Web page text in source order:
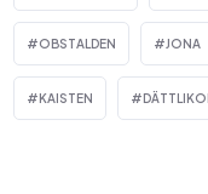
OBSTALDEN JONA
KAISTEN